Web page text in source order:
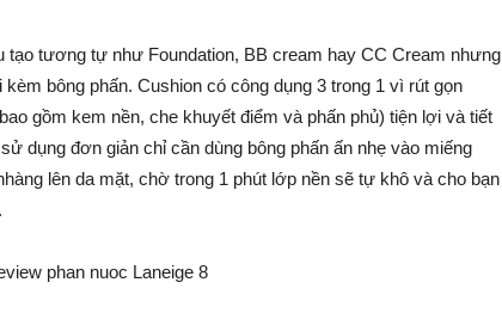
tạo tương tự như Foundation, BB cream hay CC Cream nhưng
bông phấn. Cushion có công dụng 3 trong 1 vì rút gọn
gồm kem nền, che khuyết điểm và phấn phủ) tiện lợi và tiết
dụng đơn giản chỉ cần dùng bông phấn ấn nhẹ vào miếng
lên da mặt, chờ trong 1 phút lớp nền sẽ tự khô và cho bạn